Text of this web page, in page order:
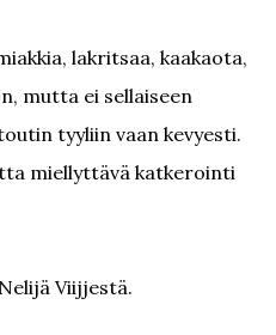
lakritsaa, kaakaota,
mutta ei sellaiseen
tyyliin vaan kevyesti.
miellyttävä katkerointi
Viijjestä.